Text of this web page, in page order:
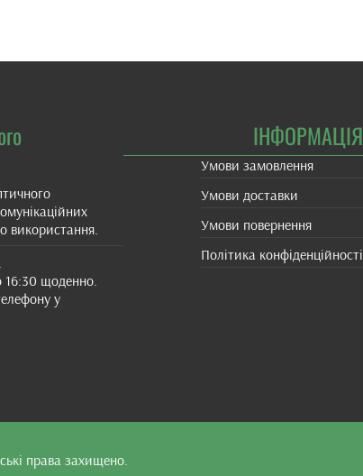
використання.
16:30 щоденно.
у
ІНФОРМАЦІЯ
Умови замовлення
Умови доставки
Умови повернення
Політика конфіденційності
права захищено.